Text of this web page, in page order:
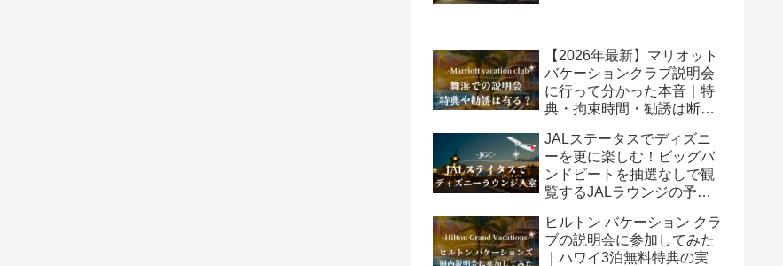
【2026年最新】マリオット
バケーションクラブ説明会
に行って分かった本音｜特
典・拘束時間・勧誘は断れ
JALステータスでディズニ
ーを更に楽しむ！ビッグバ
ンドビートを抽選なしで観
覧するJALラウンジの予約
ヒルトン バケーション クラ
ブの説明会に参加してみた
｜ハワイ3泊無料特典の実